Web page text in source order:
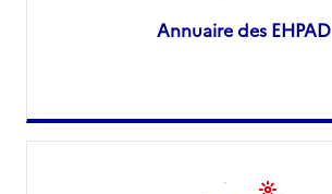
Annuaire des EHPAD